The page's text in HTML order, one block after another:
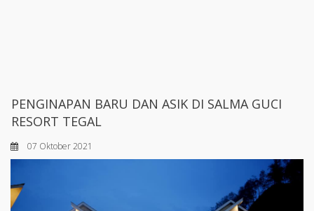
PENGINAPAN BARU DAN ASIK DI SALMA GUCI
RESORT TEGAL
07 Oktober 2021